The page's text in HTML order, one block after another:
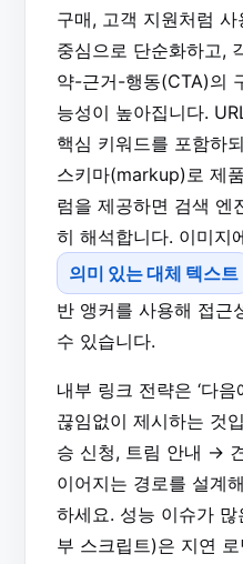
구매, 고객 지원처럼
중심으로 단순화하고,
약-근거-행동(CTA)의
능성이 높아집니다.
핵심 키워드를 포함하
스키마(markup)로 제
럼을 제공하면 검색 엔
히 해석합니다. 이미지
의미 있는 대체 텍스트
반 앵커를 사용해 접근
수 있습니다.
내부 링크 전략은 ‘다
끊임없이 제시하는 것
승 신청, 트림 안내 →
이어지는 경로를 설계
하세요. 성능 이슈가
부 스크립트)은 지연